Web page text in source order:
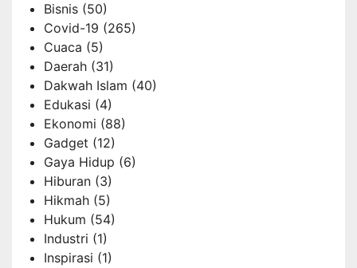
Bisnis (50)
Covid-19 (265)
Cuaca (5)
Daerah (31)
Dakwah Islam (40)
Edukasi (4)
Ekonomi (88)
Gadget (12)
Gaya Hidup (6)
Hiburan (3)
Hikmah (5)
Hukum (54)
Industri (1)
Inspirasi (1)